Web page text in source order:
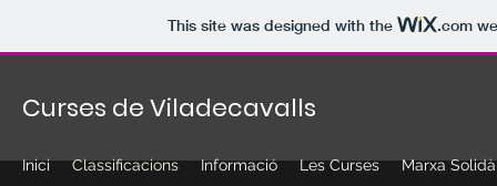
This site was designed with the .com
Curses de Viladecavalls
Inici Classificacions Informació Les Curses Marxa